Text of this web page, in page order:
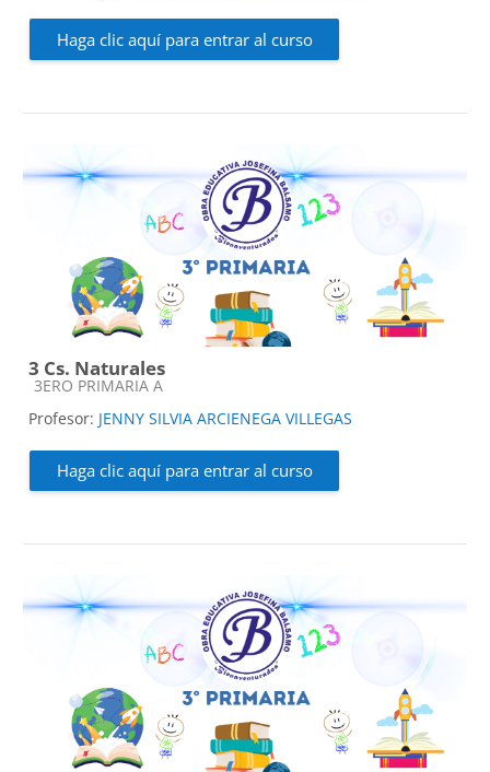
Haga clic aquí para entrar al curso
3 Cs. Naturales
Categoría de cursos
3ERO PRIMARIA A
Profesor: JENNY SILVIA ARCIENEGA VILLEGAS
Haga clic aquí para entrar al curso